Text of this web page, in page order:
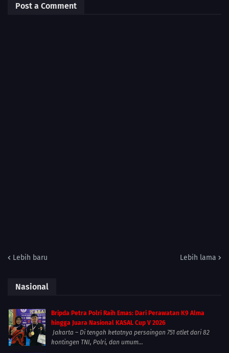
Post a Comment
Lebih baru Lebih lama
Nasional
Bripda Petra Polri Raih Emas: Dari Perawatan K9 Alma
hingga Juara Nasional KASAL Cup V 2026
Jakarta – Di tengah ketatnya persaingan 751 atlet dari 82
kontingen TNI, Polri, dan umum...